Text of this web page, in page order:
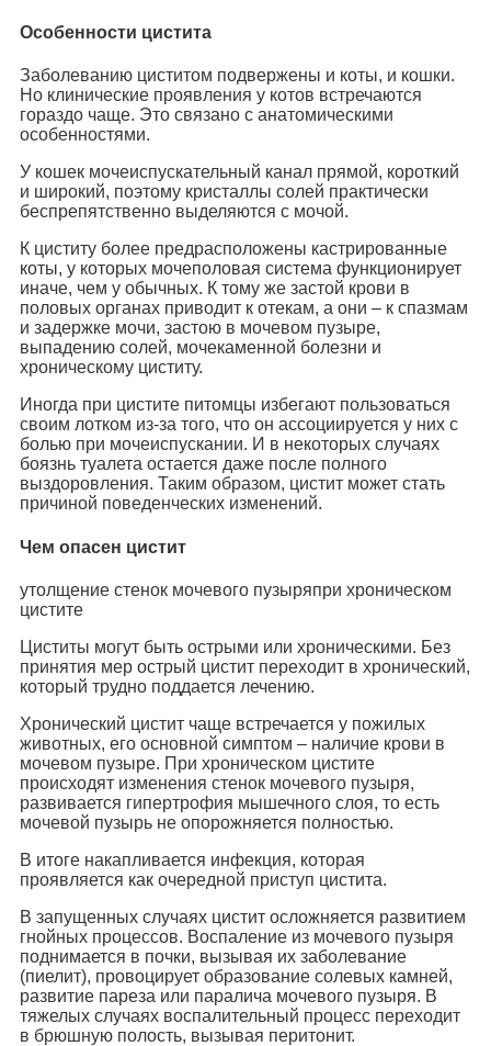
Особенности цистита
Заболеванию циститом подвержены и коты, и кошки.
Но клинические проявления у котов встречаются
гораздо чаще. Это связано с анатомическими
особенностями.
У кошек мочеиспускательный канал прямой, короткий
и широкий, поэтому кристаллы солей практически
беспрепятственно выделяются с мочой.
К циститу более предрасположены кастрированные
коты, у которых мочеполовая система функционирует
иначе, чем у обычных. К тому же застой крови в
половых органах приводит к отекам, а они – к спазмам
и задержке мочи, застою в мочевом пузыре,
выпадению солей, мочекаменной болезни и
хроническому циститу.
Иногда при цистите питомцы избегают пользоваться
своим лотком из-за того, что он ассоциируется у них с
болью при мочеиспускании. И в некоторых случаях
боязнь туалета остается даже после полного
выздоровления. Таким образом, цистит может стать
причиной поведенческих изменений.
Чем опасен цистит
утолщение стенок мочевого пузыряпри хроническом
цистите
Циститы могут быть острыми или хроническими. Без
принятия мер острый цистит переходит в хронический,
который трудно поддается лечению.
Хронический цистит чаще встречается у пожилых
животных, его основной симптом – наличие крови в
мочевом пузыре. При хроническом цистите
происходят изменения стенок мочевого пузыря,
развивается гипертрофия мышечного слоя, то есть
мочевой пузырь не опорожняется полностью.
В итоге накапливается инфекция, которая
проявляется как очередной приступ цистита.
В запущенных случаях цистит осложняется развитием
гнойных процессов. Воспаление из мочевого пузыря
поднимается в почки, вызывая их заболевание
(пиелит), провоцирует образование солевых камней,
развитие пареза или паралича мочевого пузыря. В
тяжелых случаях воспалительный процесс переходит
в брюшную полость, вызывая перитонит.